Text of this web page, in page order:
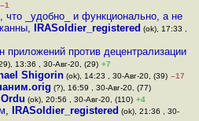
–1
_удобно_ и функционально, а не
, IRASoldier_registered (ok), 17:33 ,
приложений против децентрализации
13:36 , 30-Авг-20, (29) +7
Shigorin(ok), 14:23 , 30-Авг-20, (39) –17
(?), 16:59 , 30-Авг-20, (77)
Ordu (ok), 20:56 , 30-Авг-20, (110) +4
, IRASoldier_registered (ok), 21:36 , 30-